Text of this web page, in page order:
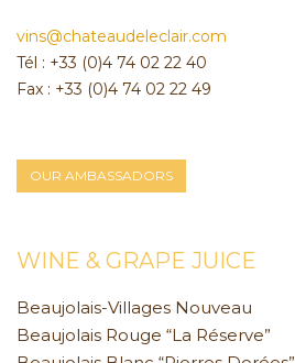
vins@chateaudeleclair.com
Tél : +33 (0)4 74 02 22 40
Fax : +33 (0)4 74 02 22 49
OUR AMBASSADORS
WINE & GRAPE JUICE
Beaujolais-Villages Nouveau
Beaujolais Rouge “La Réserve”